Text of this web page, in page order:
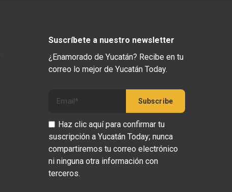
Suscríbete a nuestro newsletter
¿Enamorado de Yucatán? Recibe en tu
correo lo mejor de Yucatán Today.
Haz clic aquí para confirmar tu
suscripción a Yucatán Today; nunca
compartiremos tu correo electrónico
ni ninguna otra información con
terceros.